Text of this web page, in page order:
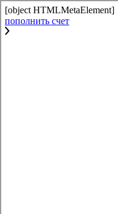
[object HTMLMetaElement]
пополнить счет